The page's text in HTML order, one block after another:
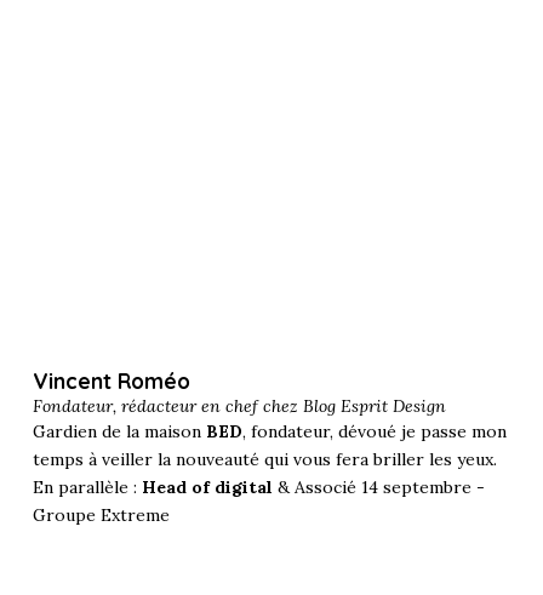
Vincent Roméo
Fondateur, rédacteur en chef chez Blog Esprit Design
Gardien de la maison BED, fondateur, dévoué je passe mon
temps à veiller la nouveauté qui vous fera briller les yeux.
En parallèle : Head of digital & Associé 14 septembre -
Groupe Extreme